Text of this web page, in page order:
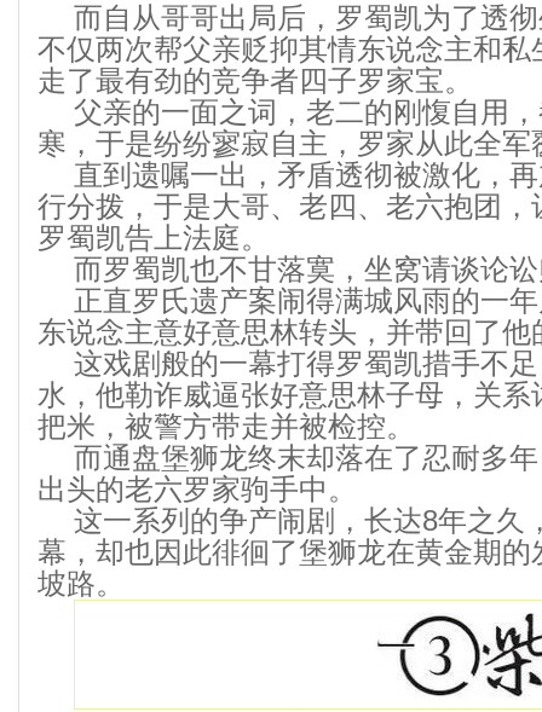
而自从哥哥出局后，罗蜀凯为了透彻
不仅两次帮父亲贬抑其情东说念主和
走了最有劲的竞争者四子罗家宝。
父亲的一面之词，老二的刚愎自用
寒，于是纷纷寥寂自主，罗家从此全军
直到遗嘱一出，矛盾透彻被激化，
行分拨，于是大哥、老四、老六抱团
罗蜀凯告上法庭。
而罗蜀凯也不甘落寞，坐窝请谈论
正直罗氏遗产案闹得满城风雨的一
东说念主意好意思林转头，并带回了他
这戏剧般的一幕打得罗蜀凯措手不
水，他勒诈威逼张好意思林子母，关
把米，被警方带走并被检控。
而通盘堡狮龙终末却落在了忍耐多
出头的老六罗家驹手中。
这一系列的争产闹剧，长达8年之久
幕，却也因此徘徊了堡狮龙在黄金期
坡路。